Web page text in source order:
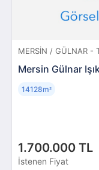
MERSIN / GÜLNAR -
Mersin Gülnar
1.700.000 TL
İstenen Fiyat
14128m²